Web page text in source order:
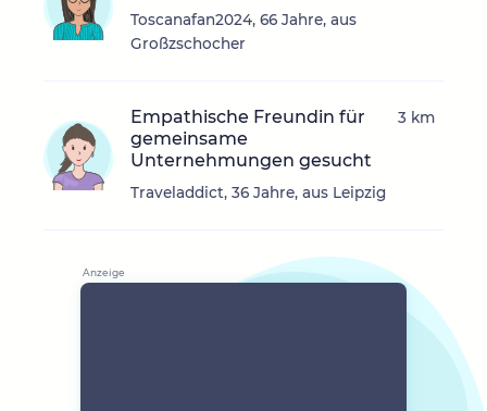
Toscanafan2024, 66 Jahre, aus
Großzschocher
Empathische Freundin für
gemeinsame
Unternehmungen gesucht
Traveladdict, 36 Jahre, aus Leipzig
3 km